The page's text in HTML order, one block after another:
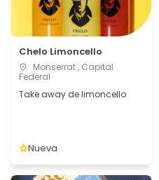
Chelo Limoncello
Monserrat , Capital
Federal
Take away de limoncello
Nueva